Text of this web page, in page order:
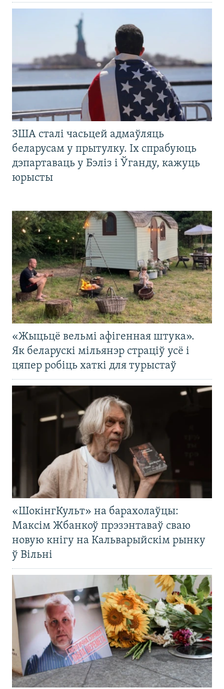
ЗША сталі часьцей адмаўляць
беларусам у прытулку. Іх спрабуюць
дэпартаваць у Бэліз і Ўганду, кажуць
юрысты
«Жыцьцё вельмі афігенная штука».
Як беларускі мільянэр страціў усё і
цяпер робіць хаткі для турыстаў
«ШокінгКульт» на барахолаўцы:
Максім Жбанкоў прэзэнтаваў сваю
новую кнігу на Кальварыйскім рынку
ў Вільні